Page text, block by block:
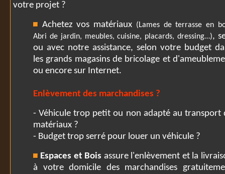
votre projet ?
Achetez vos matériaux (Lames de terrasse en
Abri de jardin, meubles, cuisine, placards, dressing…),
ou avec notre assistance, selon votre budget
les grands magasins de bricolage et
ou encore sur Internet.
Enlèvement des marchandises ?
- Véhicule trop petit ou non adapté au transport
matériaux ?
- Budget trop serré pour louer un véhicule ?
Espaces et Bois assure l'enlèvement et la
à votre domicile des marchandises